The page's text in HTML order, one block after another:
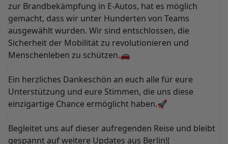
zur Brandbekämpfung in E-Autos, hat es möglich
gemacht, dass wir unter Hunderten von Teams
ausgewählt wurden. Wir sind entschlossen, die
Sicherheit der Mobilität zu revolutionieren und
Menschenleben zu schützen.🚗
Ein herzliches Dankeschön an euch alle für eure
Unterstützung und eure Stimmen, die uns diese
einzigartige Chance ermöglicht haben.🚀
Begleitet uns auf dieser aufregenden Reise und bleibt
gespannt auf weitere Updates aus Berlin!(